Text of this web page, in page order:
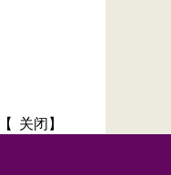
【 关闭 】